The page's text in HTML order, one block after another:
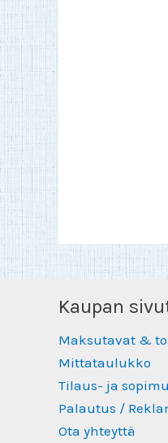
Kaupan
Maksutavat &
Mittataulukko
Tilaus- ja
Palautus /
Ota yhteyttä